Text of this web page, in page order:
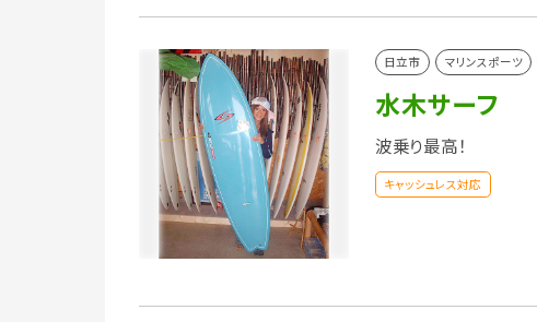
日立市 マリンスポーツ
水木サーフ
波乗り最高！
キャッシュレス対応